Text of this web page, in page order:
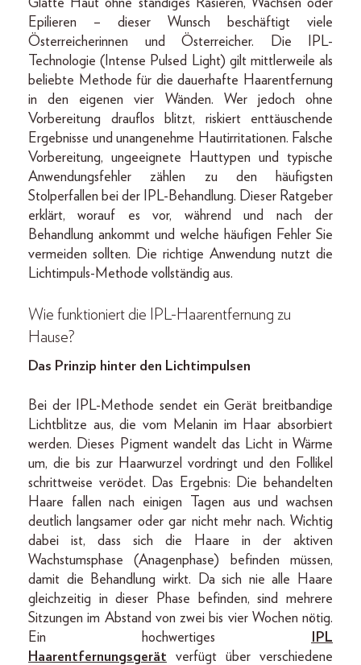
Glatte Haut ohne ständiges Rasieren, Wachsen oder
Epilieren – dieser Wunsch beschäftigt viele
Österreicherinnen und Österreicher. Die IPL-
Technologie (Intense Pulsed Light) gilt mittlerweile als
beliebte Methode für die dauerhafte Haarentfernung
in den eigenen vier Wänden. Wer jedoch ohne
Vorbereitung drauflos blitzt, riskiert enttäuschende
Ergebnisse und unangenehme Hautirritationen. Falsche
Vorbereitung, ungeeignete Hauttypen und typische
Anwendungsfehler zählen zu den häufigsten
Stolperfallen bei der IPL-Behandlung. Dieser Ratgeber
erklärt, worauf es vor, während und nach der
Behandlung ankommt und welche häufigen Fehler Sie
vermeiden sollten. Die richtige Anwendung nutzt die
Lichtimpuls-Methode vollständig aus.
Wie funktioniert die IPL-Haarentfernung zu
Hause?
Das Prinzip hinter den Lichtimpulsen
Bei der IPL-Methode sendet ein Gerät breitbandige
Lichtblitze aus, die vom Melanin im Haar absorbiert
werden. Dieses Pigment wandelt das Licht in Wärme
um, die bis zur Haarwurzel vordringt und den Follikel
schrittweise verödet. Das Ergebnis: Die behandelten
Haare fallen nach einigen Tagen aus und wachsen
deutlich langsamer oder gar nicht mehr nach. Wichtig
dabei ist, dass sich die Haare in der aktiven
Wachstumsphase (Anagenphase) befinden müssen,
damit die Behandlung wirkt. Da sich nie alle Haare
gleichzeitig in dieser Phase befinden, sind mehrere
Sitzungen im Abstand von zwei bis vier Wochen nötig.
Ein hochwertiges
IPL
Haarentfernungsgerät verfügt über verschiedene